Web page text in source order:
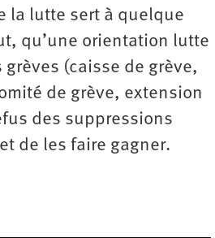
la lutte sert à quelque
qu’une orientation lutte
(caisse de grève,
de grève, extension
des suppressions
de les faire gagner.